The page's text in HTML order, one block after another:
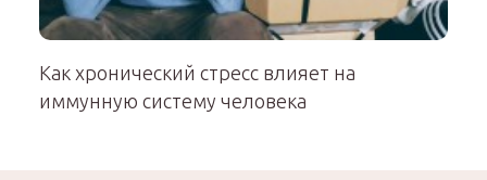
Как хронический стресс влияет на
иммунную систему человека